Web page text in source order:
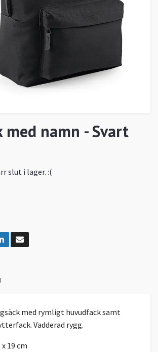
med namn - Svart
slut i lager. :(
med rymligt huvudfack samt
Vadderad rygg.
19 cm